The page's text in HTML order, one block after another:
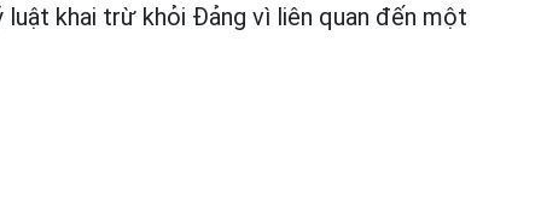
luật khai trừ khỏi Đảng vì liên quan đến một